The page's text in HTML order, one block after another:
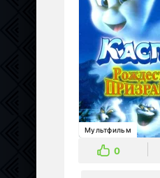
Мультфильм
0